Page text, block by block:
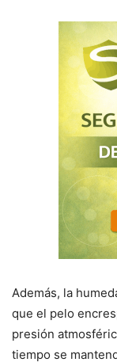
Además, la
que el pelo
presión
tiempo se